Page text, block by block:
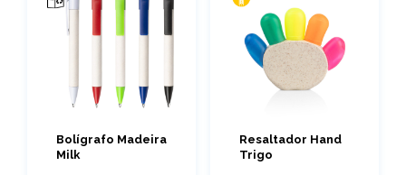
Bolígrafo Madeira
Milk
Resaltador Hand
Trigo